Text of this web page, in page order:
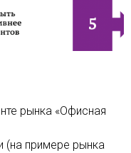
рынка «Офисная
(на примере рынка